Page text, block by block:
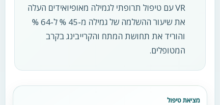
VR עם טיפול תרופתי לגמילה מאופיואידים העלה
את שיעור ההשלמה של גמילה מ‑45 % ל‑64 %
והוריד את תחושת המתח והקרייבינג בקרב
המטופלים.
מציאת טיפול